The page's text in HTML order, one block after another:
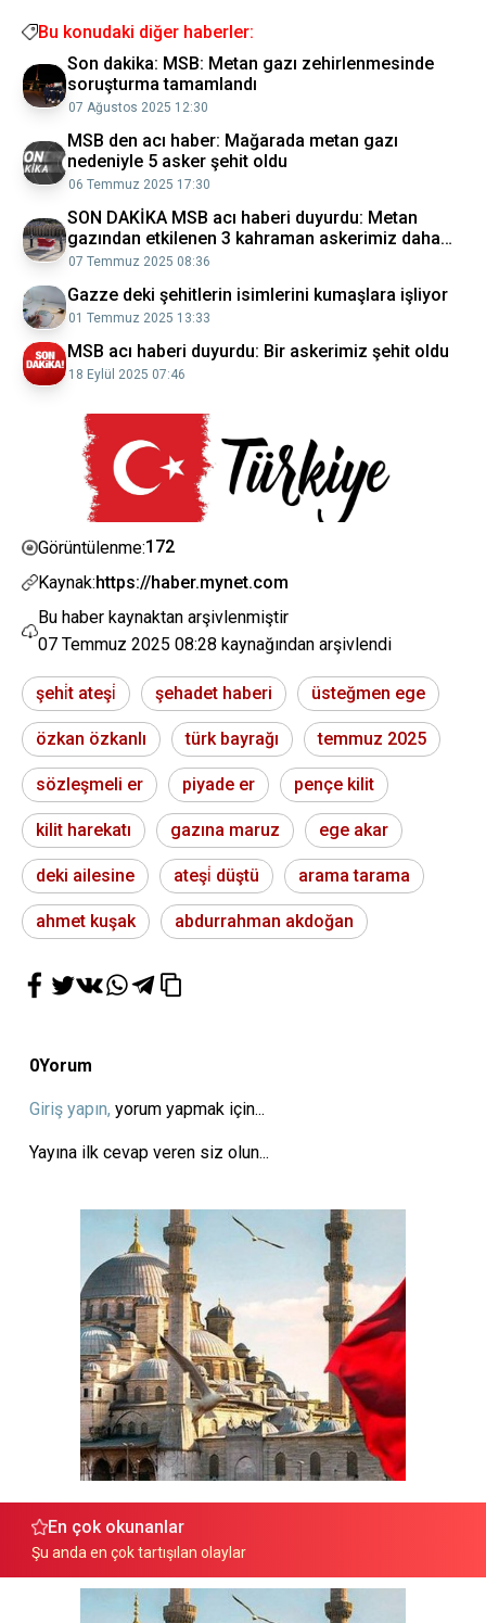
Bu konudaki diğer haberler:
Son dakika: MSB: Metan gazı zehirlenmesinde
soruşturma tamamlandı
07 Ağustos 2025 12:30
MSB den acı haber: Mağarada metan gazı
nedeniyle 5 asker şehit oldu
06 Temmuz 2025 17:30
SON DAKİKA MSB acı haberi duyurdu: Metan
gazından etkilenen 3 kahraman askerimiz daha
şehit oldu
07 Temmuz 2025 08:36
Gazze deki şehitlerin isimlerini kumaşlara işliyor
01 Temmuz 2025 13:33
MSB acı haberi duyurdu: Bir askerimiz şehit oldu
18 Eylül 2025 07:46
Görüntülenme:172
Kaynak:https://haber.mynet.com
Bu haber kaynaktan arşivlenmiştir
07 Temmuz 2025 08:28 kaynağından arşivlendi
şehi̇t ateşi̇ şehadet haberi üsteğmen ege
özkan özkanlı türk bayrağı temmuz 2025
sözleşmeli er piyade er pençe kilit
kilit harekatı gazına maruz ege akar
deki ailesine ateşi̇ düştü arama tarama
ahmet kuşak abdurrahman akdoğan
0Yorum
Giriş yapın, yorum yapmak için...
Yayına ilk cevap veren siz olun...
En çok okunanlar
Şu anda en çok tartışılan olaylar